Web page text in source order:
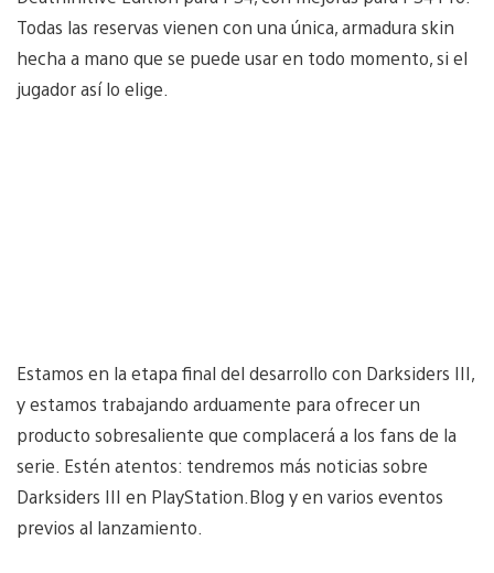
Todas las reservas vienen con una única, armadura skin
hecha a mano que se puede usar en todo momento, si el
jugador así lo elige.
Estamos en la etapa final del desarrollo con Darksiders III,
y estamos trabajando arduamente para ofrecer un
producto sobresaliente que complacerá a los fans de la
serie. Estén atentos: tendremos más noticias sobre
Darksiders III en PlayStation.Blog y en varios eventos
previos al lanzamiento.